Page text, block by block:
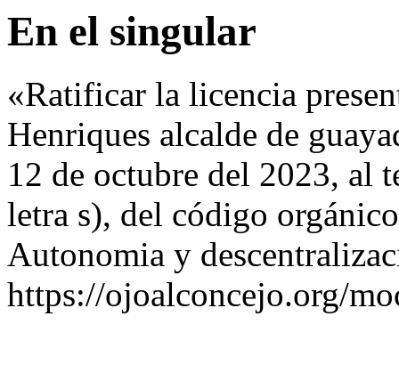
En el singular
«Ratificar la licencia
Henriques alcalde de
12 de octubre del 2023, al
letra s), del código
Autonomia y
https://ojoalconcejo.org/